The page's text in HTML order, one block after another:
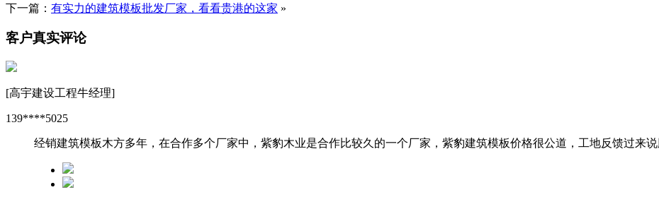
下一篇： 有实力的建筑模板批发厂家，看看贵港的这家 »
客户真实评论
[高宇建设工程牛经理]
139****5025
经销建筑模板木方多年，在合作多个厂家中，紫豹木业是合作比较久的一个厂家，紫豹建筑模板价格很公道，工地反馈过来说